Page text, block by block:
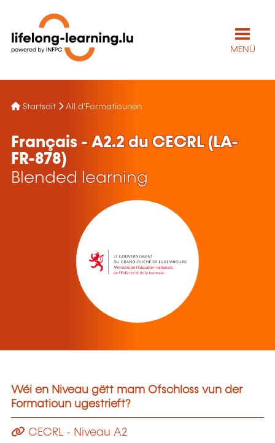
MENÜ
Startsäit All d'Formatiounen
Français - A2.2 du CECRL (LA-
FR-878)
Blended learning
Wéi en Niveau gëtt mam Ofschloss vun der
Formatioun ugestrieft?
CECRL - Niveau A2